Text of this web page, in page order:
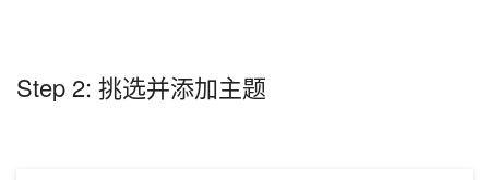
Step 2: 挑选并添加主题